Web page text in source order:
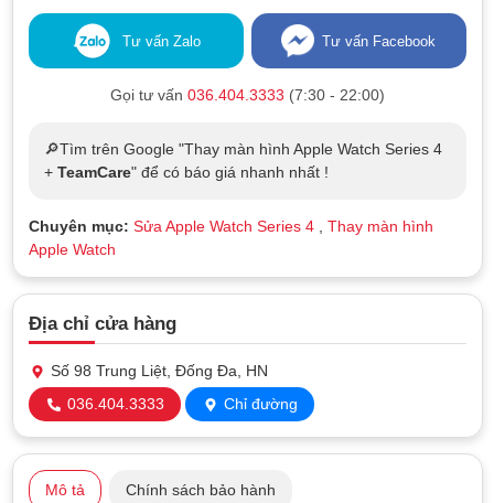
Tư vấn Zalo Tư vấn Facebook
Gọi tư vấn 036.404.3333 (7:30 - 22:00)
🔎Tìm trên Google "Thay màn hình Apple Watch Series 4
+ TeamCare" để có báo giá nhanh nhất !
Chuyên mục: Sửa Apple Watch Series 4, Thay màn hình
Apple Watch
Địa chỉ cửa hàng
Số 98 Trung Liệt, Đống Đa, HN
036.404.3333
Chỉ đường
Mô tả Chính sách bảo hành